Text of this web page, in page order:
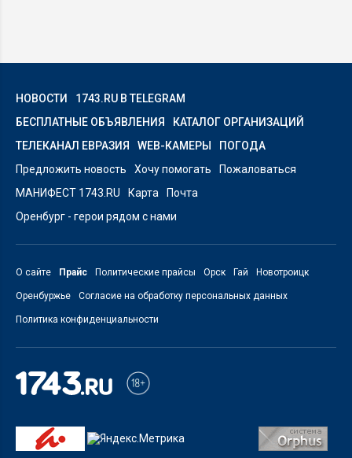
НОВОСТИ
1743.RU В TELEGRAM
БЕСПЛАТНЫЕ ОБЪЯВЛЕНИЯ
КАТАЛОГ ОРГАНИЗАЦИЙ
ТЕЛЕКАНАЛ ЕВРАЗИЯ
WEB-КАМЕРЫ
ПОГОДА
Предложить новость
Хочу помогать
Пожаловаться
МАНИФЕСТ 1743.RU
Карта
Почта
Оренбург - герои рядом с нами
О сайте Прайс Политические прайсы Орск Гай Новотроицк
Оренбуржье Согласие на обработку персональных данных
Политика конфиденциальности